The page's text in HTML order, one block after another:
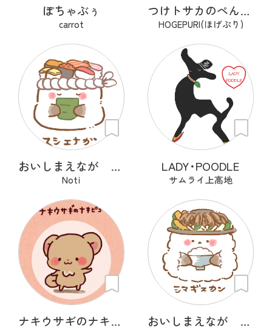
ぽちゃぶぅ
carrot
つけトサカのぺんぎんくん
HOGEPURI(ほげぷり)
おいしまえなが その１
Noti
LADY･POODLE
サムライ上高地
ナキウサギのナキピコ おいしまえなが その２